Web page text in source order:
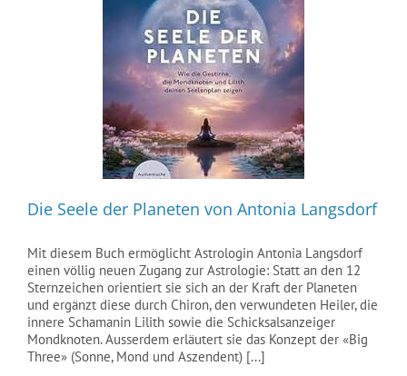
Die Seele der Planeten von Antonia Langsdorf
Mit diesem Buch ermöglicht Astrologin Antonia Langsdorf
einen völlig neuen Zugang zur Astrologie: Statt an den 12
Sternzeichen orientiert sie sich an der Kraft der Planeten
und ergänzt diese durch Chiron, den verwundeten Heiler, die
innere Schamanin Lilith sowie die Schicksalsanzeiger
Mondknoten. Ausserdem erläutert sie das Konzept der «Big
Three» (Sonne, Mond und Aszendent) [...]